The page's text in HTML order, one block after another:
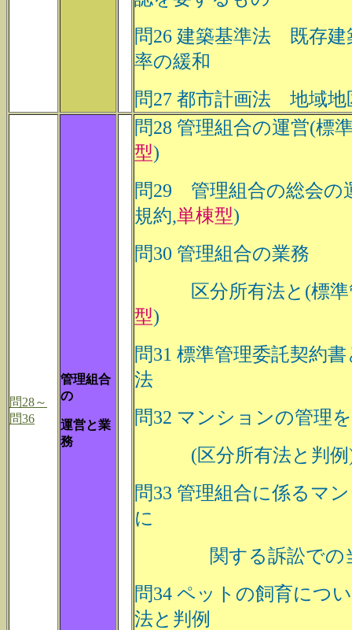
問26 建築基準法 既存建
率の緩和
問27 都市計画法 地域地
問28～
問36
管理組合
の
運営と業
務
問28 管理組合の運営(標
型)
問29 管理組合の総会の
規約,単棟型)
問30 管理組合の業務
区分所有法と(標準
型)
問31 標準管理委託契約
法
問32 マンションの管理
(区分所有法と判例
問33 管理組合に係るマ
に
関する訴訟での
問34 ペットの飼育につ
法と判例